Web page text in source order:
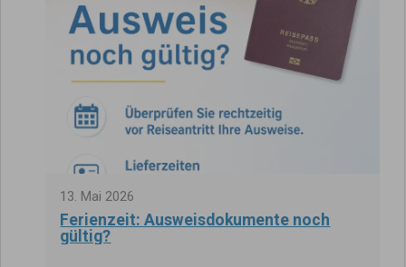
13. Mai 2026
Ferienzeit: Ausweisdokumente noch
gültig?